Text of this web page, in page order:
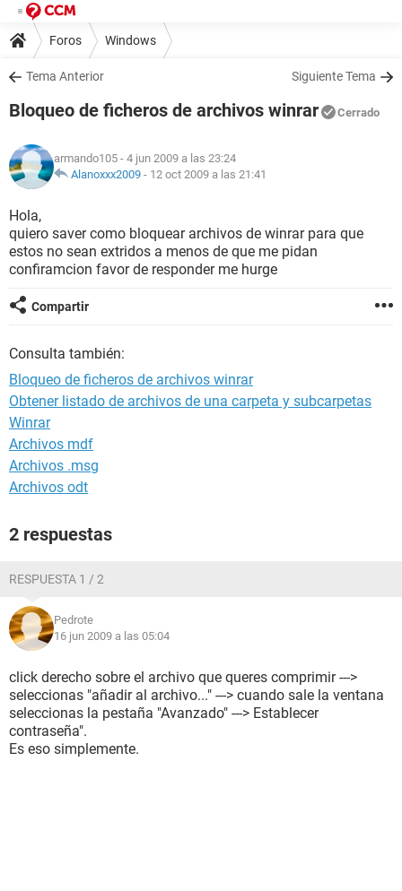
Foros Windows
Tema Anterior Siguiente Tema
Bloqueo de ficheros de archivos winrar Cerrado
armando105 - 4 jun 2009 a las 23:24
Alanoxxx2009 - 12 oct 2009 a las 21:41
Hola,
quiero saver como bloquear archivos de winrar para que
estos no sean extridos a menos de que me pidan
confiramcion favor de responder me hurge
Compartir
Consulta también:
Bloqueo de ficheros de archivos winrar
Obtener listado de archivos de una carpeta y subcarpetas
Winrar
Archivos mdf
Archivos .msg
Archivos odt
2 respuestas
RESPUESTA 1 / 2
Pedrote
16 jun 2009 a las 05:04
click derecho sobre el archivo que queres comprimir --->
seleccionas "añadir al archivo..." ---> cuando sale la ventana
seleccionas la pestaña "Avanzado" ---> Establecer
contraseña".
Es eso simplemente.